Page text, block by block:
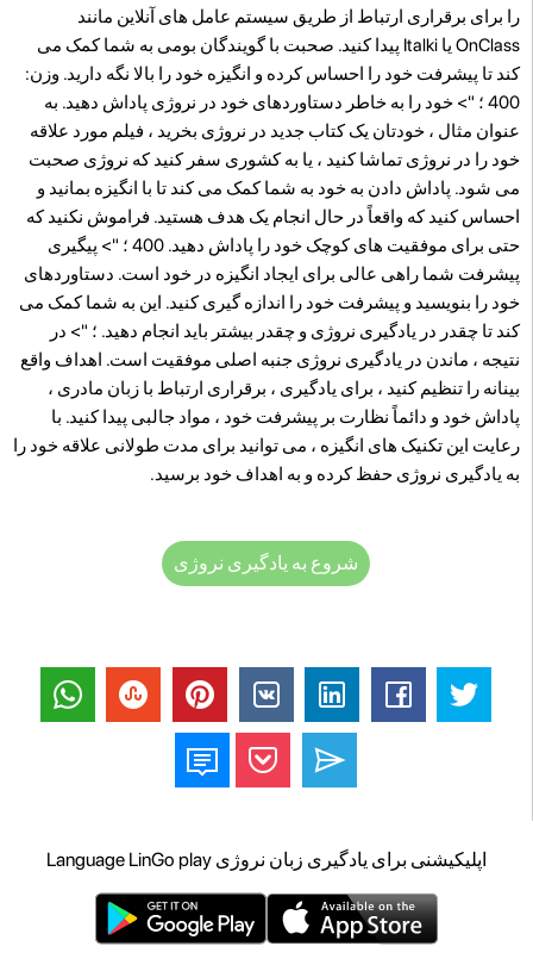
را برای برقراری ارتباط از طریق سیستم عامل های آنلاین مانند
OnClass یا Italki پیدا کنید. صحبت با گویندگان بومی به شما کمک می
کند تا پیشرفت خود را احساس کرده و انگیزه خود را بالا نگه دارید. وزن:
400 ؛ "> خود را به خاطر دستاوردهای خود در نروژی پاداش دهید. به
عنوان مثال ، خودتان یک کتاب جدید در نروژی بخرید ، فیلم مورد علاقه
خود را در نروژی تماشا کنید ، یا به کشوری سفر کنید که نروژی صحبت
می شود. پاداش دادن به خود به شما کمک می کند تا با انگیزه بمانید و
احساس کنید که واقعاً در حال انجام یک هدف هستید. فراموش نکنید که
حتی برای موفقیت های کوچک خود را پاداش دهید. 400 ؛ "> پیگیری
پیشرفت شما راهی عالی برای ایجاد انگیزه در خود است. دستاوردهای
خود را بنویسید و پیشرفت خود را اندازه گیری کنید. این به شما کمک می
کند تا چقدر در یادگیری نروژی و چقدر بیشتر باید انجام دهید. ؛ "> در
نتیجه ، ماندن در یادگیری نروژی جنبه اصلی موفقیت است. اهداف واقع
بینانه را تنظیم کنید ، برای یادگیری ، برقراری ارتباط با زبان مادری ،
پاداش خود و دائماً نظارت بر پیشرفت خود ، مواد جالبی پیدا کنید. با
رعایت این تکنیک های انگیزه ، می توانید برای مدت طولانی علاقه خود را
به یادگیری نروژی حفظ کرده و به اهداف خود برسید.
شروع به یادگیری نروژی
اپلیکیشنی برای یادگیری زبان نروژی Language LinGo play